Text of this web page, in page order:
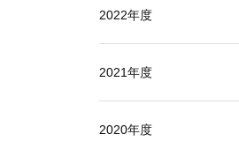
2022年度
2021年度
2020年度